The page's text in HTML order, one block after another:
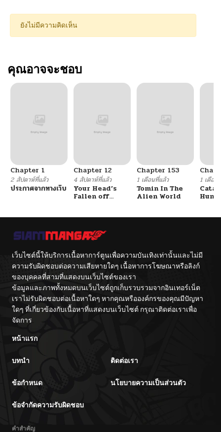
ยังไม่มีความคิดเห็น
คุณอาจจะชอบ
Chapter 1
2 สัปดาห์ที่แล้ว
ประกาศจากทางเว็บ
Chapter 12
4 สัปดาห์ที่แล้ว
Your Head’s
Fallen off
Chapter 153
1 เดือนที่แล้ว
Tomin In The
Alien World
1 เดือน
เว็บไซต์นี้ให้บริการเนื้อหาการ์ตูนเพื่อความบันเทิงเท่านั้นและไม่มี
ความรับผิดชอบต่อความเสียหายใดๆ เนื้อหาการโฆษณาหรือลิงก์
ของบุคคลที่สามที่แสดงบนเว็บไซต์ของเรา
ข้อมูลและภาพทั้งหมดบนเว็บไซต์ถูกเก็บรวบรวมจากอินเทอร์เน็ต
เราไม่รับผิดชอบต่อเนื้อหาใดๆ หากคุณหรือองค์กรของคุณมีปัญหา
ใดๆ ที่เกี่ยวข้องกับเนื้อหาที่แสดงบนเว็บไซต์ กรุณาติดต่อเราเพื่อ
จัดการ
หน้าแรก
บทนำ ติดต่อเรา
ข้อกำหนด นโยบายความเป็นส่วนตัว
ข้อจำกัดความรับผิดชอบ
คำสำคัญ